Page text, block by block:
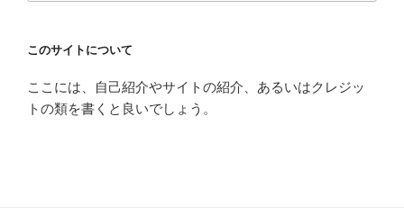
このサイトについて
ここには、自己紹介やサイトの紹介、あるいはクレジッ
トの類を書くと良いでしょう。